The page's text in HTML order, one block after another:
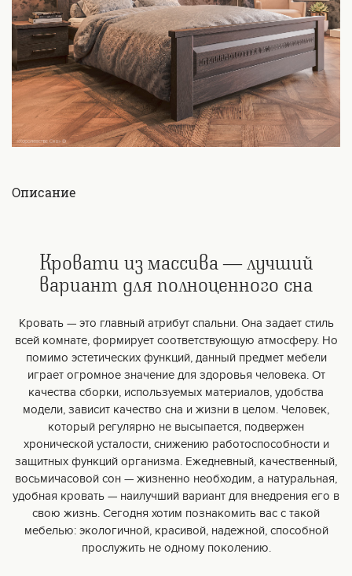
Описание
Кровати из массива — лучший
вариант для полноценного сна
Кровать — это главный атрибут спальни. Она задает стиль
всей комнате, формирует соответствующую атмосферу. Но
помимо эстетических функций, данный предмет мебели
играет огромное значение для здоровья человека. От
качества сборки, используемых материалов, удобства
модели, зависит качество сна и жизни в целом. Человек,
который регулярно не высыпается, подвержен
хронической усталости, снижению работоспособности и
защитных функций организма. Ежедневный, качественный,
восьмичасовой сон — жизненно необходим, а натуральная,
удобная кровать — наилучший вариант для внедрения его в
свою жизнь. Сегодня хотим познакомить вас с такой
мебелью: экологичной, красивой, надежной, способной
прослужить не одному поколению.